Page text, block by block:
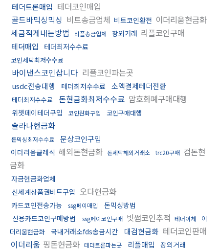
테더트론매입 테더코인매입
골드바믹싱믹싱 비트송금업체 비트코인환전 이더리움현금화
세금적게내는방법
리플송금업체 장외거래 리플코인구매
테더매입 테더최저수수료
코인세탁최저수수료
바이낸스코인삽니다 리플코인파는곳
usdc전송대행 테더최저수수료 소액결제테더전환
테더최저수수료 돈현금화최저수수료 암호화폐구매대행
위쳇페이테더구입 코인원화구입 코인구매대행
솔라나현금화
돈믹싱최저수수료 문상코인구입
이더리움클레식 해외돈현금화 돈세탁해외거래소 trc20구매 검돈현
금화
자금현금화업체
신세계상품권비트구입 오다현금화
카드코인전송가능 ssg페이매입
돈믹싱방법
신용카드코인구매방법
ssg페이코인구매 빗썸코인추적 테더이체
이
더리움현금화
국내거래소fds송금시간 대검현금화 테더코인판매
이더리움 핑돈현금화 테더트론파는곳 리플매입 장외거래